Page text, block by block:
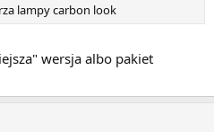
lampy carbon look
wersja albo pakiet